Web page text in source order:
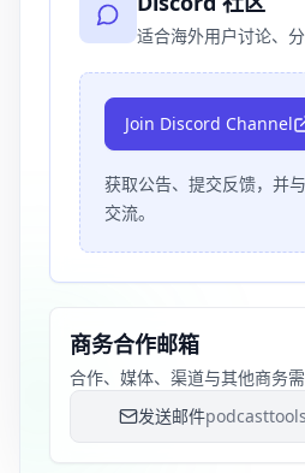
适合海外用户讨论、
Join Discord Channel
获取公告、提交反馈，并
交流。
商务合作邮箱
合作、媒体、渠道与其他商务需
发送邮件